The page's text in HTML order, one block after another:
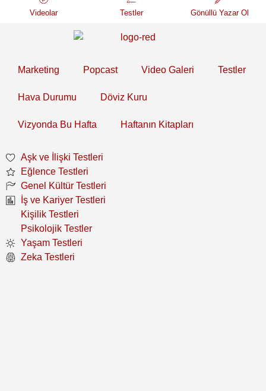
Videolar Testler Gönüllü Yazar Ol
Marketing Popcast Video Galeri Testler
Hava Durumu Döviz Kuru
Vizyonda Bu Hafta Haftanın Kitapları
Aşk ve İlişki Testleri
Eğlence Testleri
Genel Kültür Testleri
İş ve Kariyer Testleri
Kişilik Testleri
Psikolojik Testler
Yaşam Testleri
Zeka Testleri